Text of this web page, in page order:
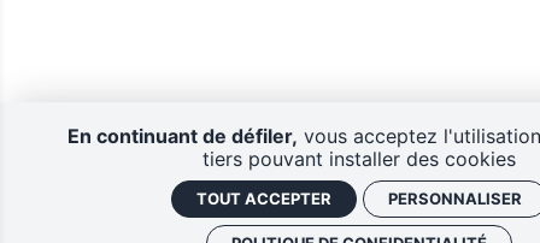
En continuant de défiler, vous acceptez
tiers pouvant installer des cookies
TOUT ACCEPTER PERSONNALISER